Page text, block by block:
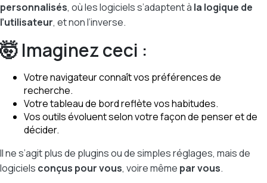
personnalisés, où les logiciels s’adaptent à la logique de
l’utilisateur, et non l’inverse.
🤯 Imaginez ceci :
Votre navigateur connaît vos préférences de
recherche.
Votre tableau de bord reflète vos habitudes.
Vos outils évoluent selon votre façon de penser et de
décider.
Il ne s’agit plus de plugins ou de simples réglages, mais de
logiciels conçus pour vous, voire même par vous.